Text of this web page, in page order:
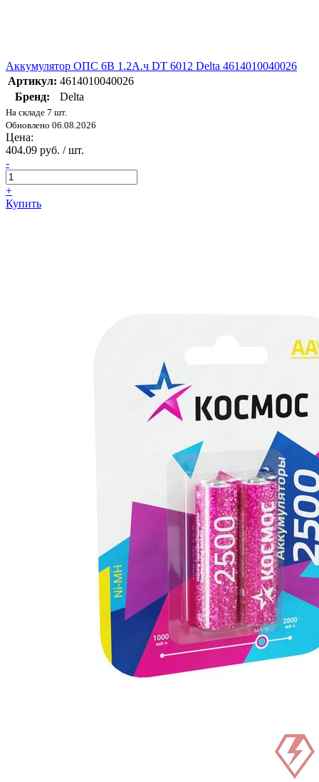
Аккумулятор ОПС 6В 1.2А.ч DT 6012 Delta 4614010040026
Артикул: 4614010040026
Бренд:
Delta
На складе 7 шт.
Обновлено 06.08.2026
Цена:
404.09 руб. / шт.
-
+
Купить